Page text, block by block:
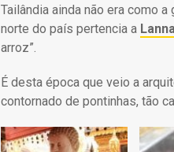
Tailândia ainda não era como
norte do país pertencia a
arroz”.
É desta época que veio a
contornado de pontinhas, tão